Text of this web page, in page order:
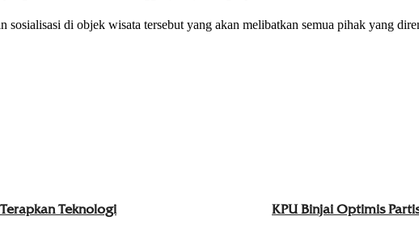
sosialisasi di objek wisata tersebut yang akan melibatkan semua pihak yang
Teknologi
KPU Binjai Optimis